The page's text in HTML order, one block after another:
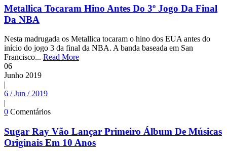
Metallica Tocaram Hino Antes Do 3º Jogo Da Final
Da NBA
Nesta madrugada os Metallica tocaram o hino dos EUA antes do
início do jogo 3 da final da NBA. A banda baseada em San
Francisco... Read More
06
Junho 2019
|
6 / Jun / 2019
|
0 Comentários
Sugar Ray Vão Lançar Primeiro Álbum De Músicas
Originais Em 10 Anos